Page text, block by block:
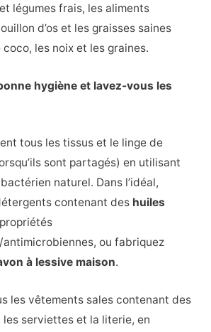
légumes frais, les aliments
d’os et les graisses saines
les noix et les graines.
hygiène et lavez-vous les
tous les tissus et le linge de
sont partagés) en utilisant
naturel. Dans l’idéal,
contenant des huiles
ou fabriquez
à lessive maison.
les vêtements sales contenant des
serviettes et la literie, en